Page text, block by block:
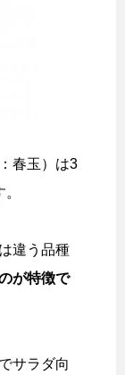
春玉）は3
違う品種
が特徴で
サラダ向